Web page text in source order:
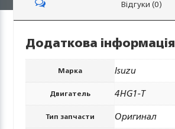
Відгуки (0)
Додаткова інформація
Марка Isuzu
Двигатель 4HG1-Т
Тип запчасти Оригинал